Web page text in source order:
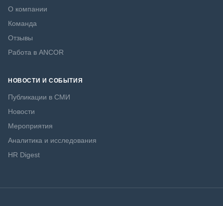
О компании
Команда
Отзывы
Работа в ANCOR
НОВОСТИ И СОБЫТИЯ
Публикации в СМИ
Новости
Мероприятия
Аналитика и исследования
HR Digest